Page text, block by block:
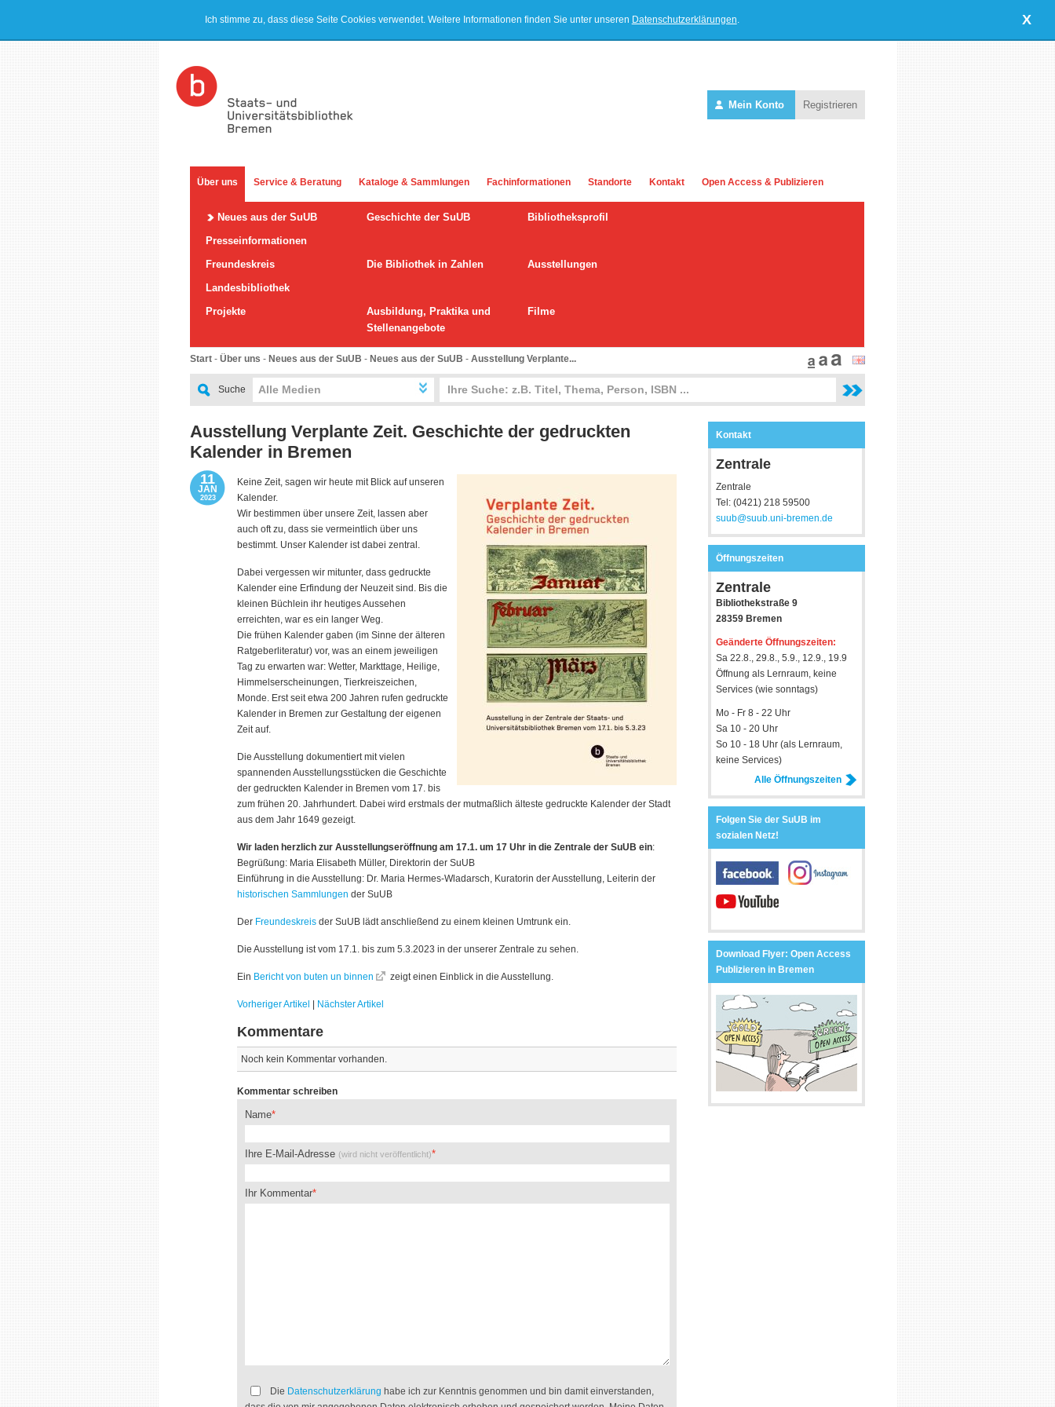
Ich stimme zu, dass diese Seite Cookies verwendet. Weitere Informationen finden Sie unter unseren Datenschutzerklärungen. X
Mein Konto Registrieren
Über uns Service & Beratung Kataloge & Sammlungen Fachinformationen Standorte Kontakt Open Access & Publizieren
Neues aus der SuUB Geschichte der SuUB
Bibliotheksprofil
Presseinformationen
Freundeskreis
Die Bibliothek in Zahlen
Ausstellungen
Landesbibliothek
Projekte
Ausbildung, Praktika und
Stellenangebote
Filme
Start - Über uns - Neues aus der SuUB - Neues aus der SuUB - Ausstellung Verplante...
Suche Alle Medien
Ausstellung Verplante Zeit. Geschichte der gedruckten
Kalender in Bremen
11
JAN
2023
Keine Zeit, sagen wir heute mit Blick auf unseren
Kalender.
Wir bestimmen über unsere Zeit, lassen aber
auch oft zu, dass sie vermeintlich über uns
bestimmt. Unser Kalender ist dabei zentral.
Dabei vergessen wir mitunter, dass gedruckte
Kalender eine Erfindung der Neuzeit sind. Bis die
kleinen Büchlein ihr heutiges Aussehen
erreichten, war es ein langer Weg.
Die frühen Kalender gaben (im Sinne der älteren
Ratgeberliteratur) vor, was an einem jeweiligen
Tag zu erwarten war: Wetter, Markttage, Heilige,
Himmelserscheinungen, Tierkreiszeichen,
Monde. Erst seit etwa 200 Jahren rufen gedruckte
Kalender in Bremen zur Gestaltung der eigenen
Zeit auf.
Die Ausstellung dokumentiert mit vielen
spannenden Ausstellungsstücken die Geschichte
der gedruckten Kalender in Bremen vom 17. bis
zum frühen 20. Jahrhundert. Dabei wird erstmals der mutmaßlich älteste gedruckte Kalender der Stadt
aus dem Jahr 1649 gezeigt.
Wir laden herzlich zur Ausstellungseröffnung am 17.1. um 17 Uhr in die Zentrale der SuUB ein:
Begrüßung: Maria Elisabeth Müller, Direktorin der SuUB
Einführung in die Ausstellung: Dr. Maria Hermes-Wladarsch, Kuratorin der Ausstellung, Leiterin der
historischen Sammlungen der SuUB
Der Freundeskreis der SuUB lädt anschließend zu einem kleinen Umtrunk ein.
Die Ausstellung ist vom 17.1. bis zum 5.3.2023 in der unserer Zentrale zu sehen.
Ein Bericht von buten un binnen zeigt einen Einblick in die Ausstellung.
Vorheriger Artikel Nächster Artikel
Kommentare
Noch kein Kommentar vorhanden.
Kommentar schreiben
Name
Ihre E-Mail-Adresse (wird nicht veröffentlicht)
Ihr Kommentar
Die Datenschutzerklärung habe ich zur Kenntnis genommen und bin damit einverstanden,
Kontakt
Zentrale
Zentrale
Tel: (0421) 218 59500
suub@suub.uni-bremen.de
Öffnungszeiten
Zentrale
Bibliothekstraße 9
28359 Bremen
Geänderte Öffnungszeiten:
Sa 22.8., 29.8., 5.9., 12.9., 19.9
Öffnung als Lernraum, keine
Services (wie sonntags)
Mo - Fr 8 - 22 Uhr
Sa 10 - 20 Uhr
So 10 - 18 Uhr (als Lernraum,
keine Services)
Alle Öffnungszeiten
Folgen Sie der SuUB im
sozialen Netz!
Download Flyer: Open Access
Publizieren in Bremen